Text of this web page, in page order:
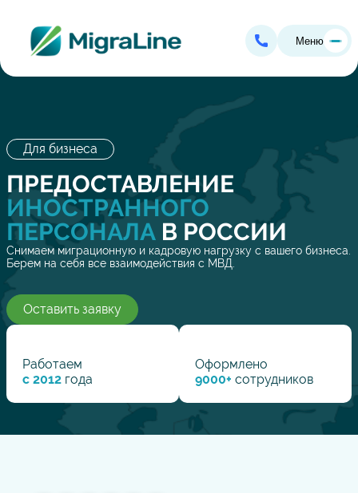
Меню
Для бизнеса
ПРЕДОСТАВЛЕНИЕ
Снимаем миграционную и кадровую нагрузку с вашего бизнеса.
Берем на себя все взаимодействия с МВД.
ИНОСТРАННОГО
ПЕРСОНАЛА В РОССИИ
Работаем
с 2012 года
Оформлено
9000+ сотрудников
Оставить заявку